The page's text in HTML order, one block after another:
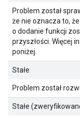
Problem został
że nie oznacza to,
o dodanie funkcji
przyszłości. Więcej
poniżej.
Stałe
Problem został
Stałe